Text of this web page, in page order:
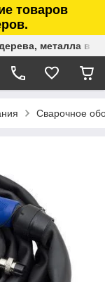
товаров
металла в
Сварочное